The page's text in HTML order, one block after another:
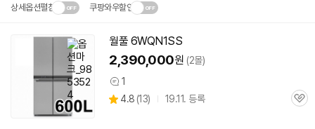
상세옵션펼침 쿠팡와우할인
설치 환경·지역에 따라
배송·설치비가 달라집니다.
기
월풀 6WQN1SS
2,390,000원 (2몰)
상
품
1
별
4.8 (상
13) 19.11. 등록
관